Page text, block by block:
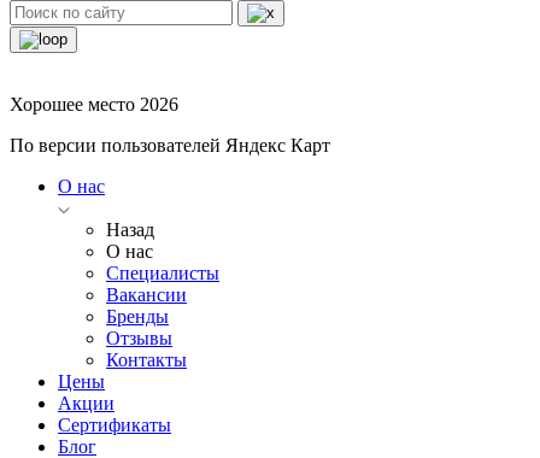
Хорошее место 2026
По версии пользователей Яндекс Карт
О нас
Назад
О нас
Специалисты
Вакансии
Бренды
Отзывы
Контакты
Цены
Акции
Сертификаты
Блог